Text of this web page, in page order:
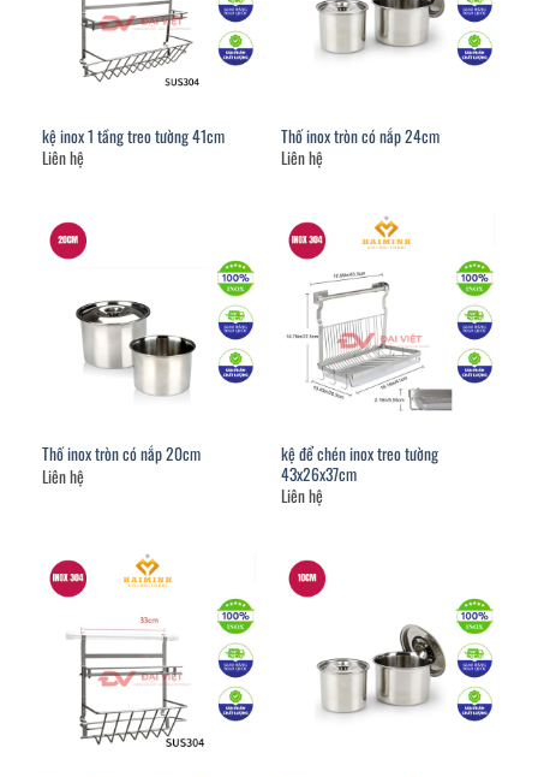
kệ inox 1 tầng treo tường 41cm
Liên hệ
Thố inox tròn có nắp 24cm
Liên hệ
Thố inox tròn có nắp 20cm
Liên hệ
kệ để chén inox treo tường
43x26x37cm
Liên hệ